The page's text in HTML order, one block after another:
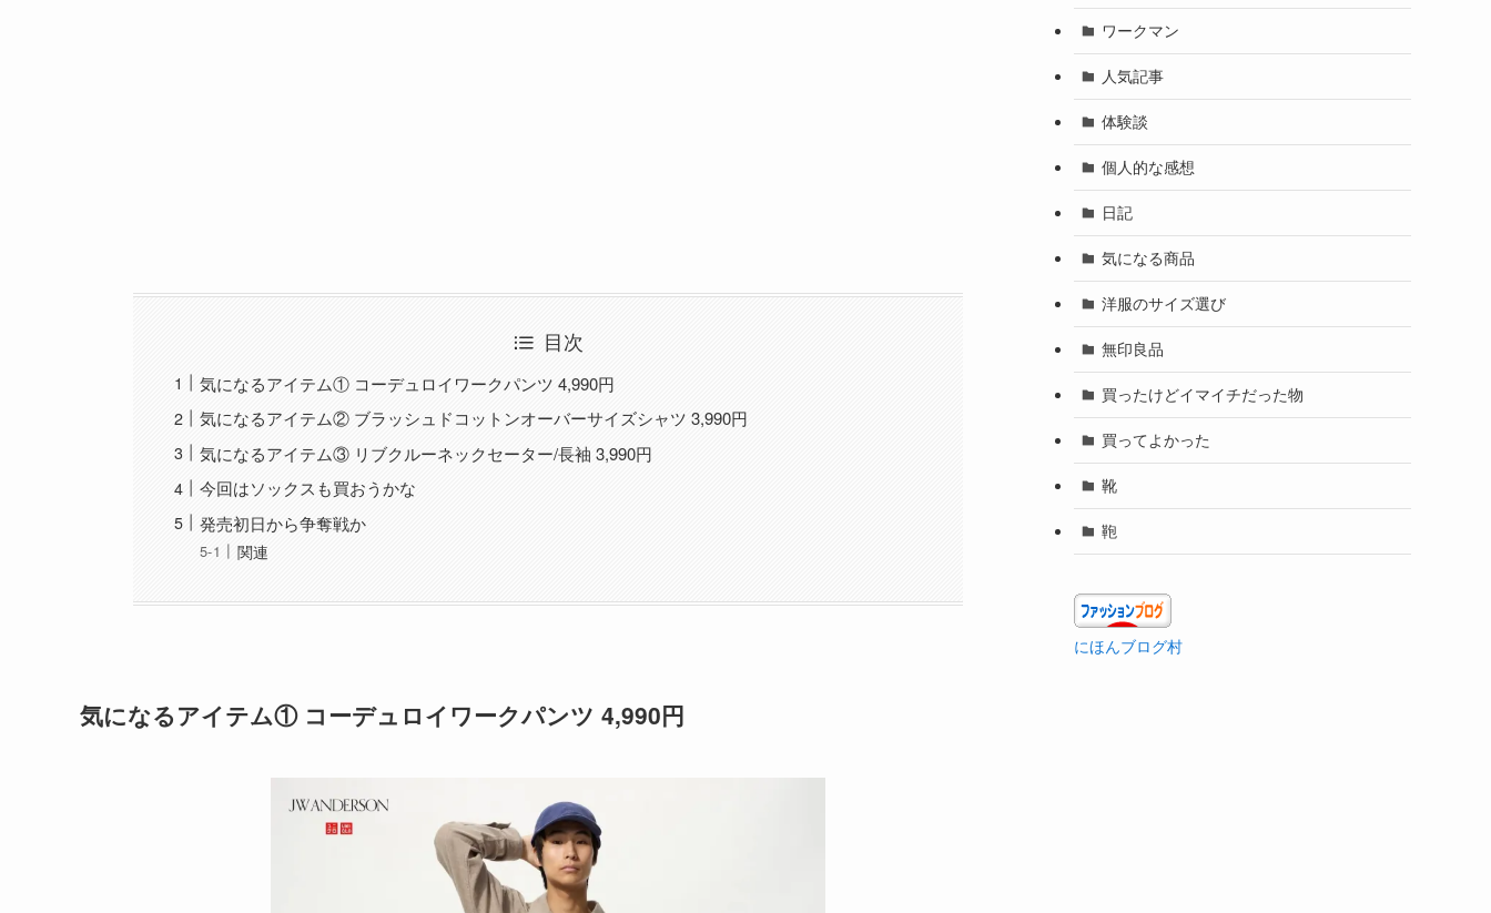
目次
気になるアイテム① コーデュロイワークパンツ 4,990円
気になるアイテム② ブラッシュドコットンオーバーサイズシャツ 3,990円
気になるアイテム③ リブクルーネックセーター/長袖 3,990円
今回はソックスも買おうかな
発売初日から争奪戦か
関連
気になるアイテム① コーデュロイワークパンツ 4,990円
ワークマン
人気記事
体験談
個人的な感想
日記
気になる商品
洋服のサイズ選び
無印良品
買ったけどイマイチだった物
買ってよかった
靴
鞄
にほんブログ村